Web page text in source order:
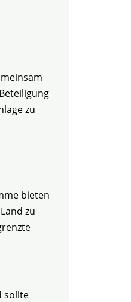
zu
bieten
zu
sollte